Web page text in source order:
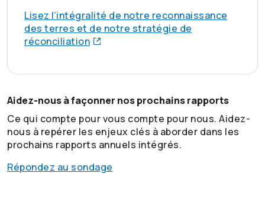
Lisez l’intégralité de notre reconnaissance
des terres et de notre stratégie de
réconciliation
Aidez-nous à façonner nos prochains rapports
Ce qui compte pour vous compte pour nous. Aidez-
nous à repérer les enjeux clés à aborder dans les
prochains rapports annuels intégrés.
Répondez au sondage